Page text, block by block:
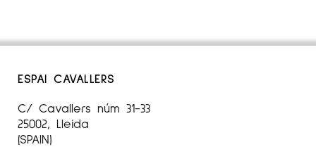
Logroño 2009 i diferents galeries.
Contemporáneo y sostenibilidad Calders
(Barcelona) 2010;Dibujo al Würth,
La Rioja, 2011.
ESPAI CAVALLERS
C/ Cavallers núm 31-33
25002, Lleida
(SPAIN)